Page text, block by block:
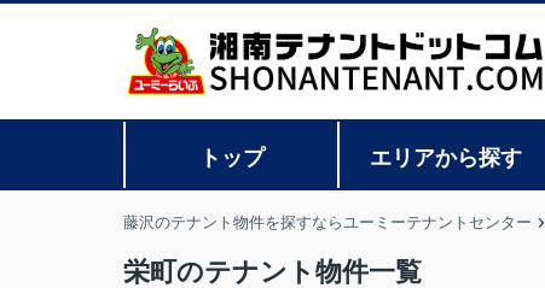
トップ エリアから探す
藤沢のテナント物件を探すならユーミーテナントセンター
栄町のテナント物件一覧